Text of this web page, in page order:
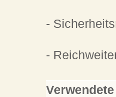
-
-